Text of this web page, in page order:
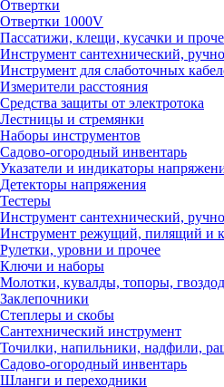
Отвертки
Отвертки 1000V
Пассатижи, клещи, кусачки и
Инструмент сантехнический,
Инструмент для слаботочных
Измерители расстояния
Средства защиты от электротока
Лестницы и стремянки
Наборы инструментов
Садово-огородный инвентарь
Указатели и индикаторы
Детекторы напряжения
Тестеры
Инструмент сантехнический,
Инструмент режущий, пилящий и
Рулетки, уровни и прочее
Ключи и наборы
Молотки, кувалды, топоры,
Заклепочники
Степлеры и скобы
Сантехнический инструмент
Точилки, напильники, надфили,
Садово-огородный инвентарь
Шланги и переходники